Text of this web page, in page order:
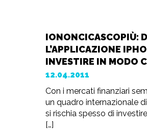
IONONCICASCOPIÙ:
L’APPLICAZIONE
INVESTIRE IN MODO
12.04.2011
Con i mercati finanziari
un quadro internazionale
si rischia spesso di
[…]